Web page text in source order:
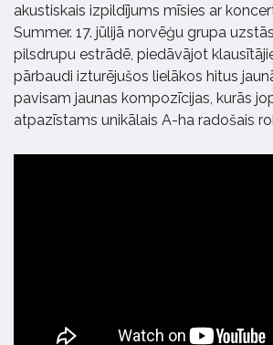
akustiskais izpildījums mīsies ar
Summer. 17. jūlijā norvēģu grupa
pilsdrupu estrādē, piedāvājot
pārbaudi izturējušos lielākos hitus
pavisam jaunas kompozīcijas, kurās
atpazīstams unikālais A-ha radošais